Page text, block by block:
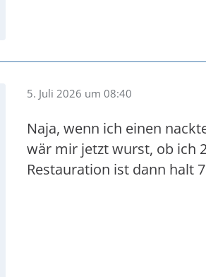
5. Juli 2026 um 08:40
Naja, wenn ich einen
wär mir jetzt wurst, ob ich
Restauration ist dann halt